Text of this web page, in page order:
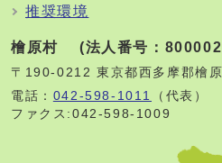
推奨環境
檜原村 (法人番号：
〒190-0212 東京都西多摩郡檜
電話： 042-598-1011
（代表）
ファクス:042-598-1009